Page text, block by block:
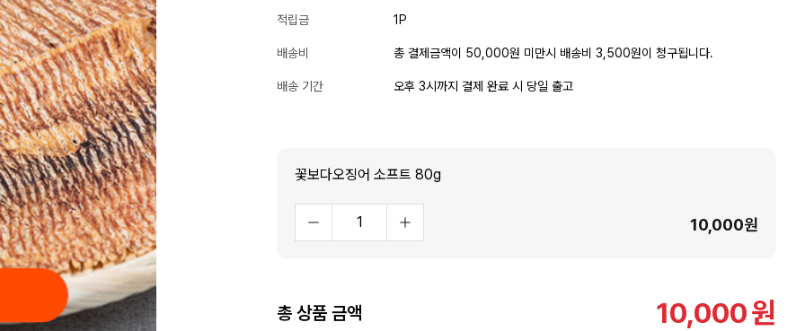
적립금 1P
배송비 총 결제금액이 50,000원 미만시 배송비 3,500원이 청구됩니다.
배송 기간 오후 3시까지 결제 완료 시 당일 출고
꽃보다오징어 소프트 80g
10,000원
총 상품 금액 10,000원